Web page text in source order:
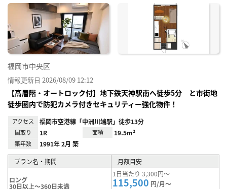
に入
福岡市中央区
情報更新日 2026/08/09 12:12
【高層階・オートロック付】地下鉄天神駅南へ徒歩5分 と市街地
徒歩圏内で防犯カメラ付きセキュリティー強化物件！
アクセス 福岡市空港線「中洲川端駅」徒歩13分
間取り 1R 面積 19.5m²
築年数 1991年 2月 築
プラン名・期間 月額目安
ロング
30日以上～360日未満
1日当たり 3,300円～
115,500 円/月～